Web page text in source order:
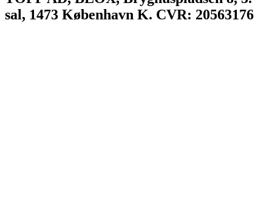
sal, 1473 København K. CVR: 20563176